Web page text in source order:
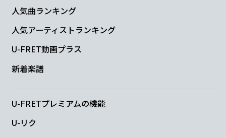
人気曲ランキング
人気アーティストランキング
U-FRET動画プラス
新着楽譜
U-FRETプレミアムの機能
U-リク